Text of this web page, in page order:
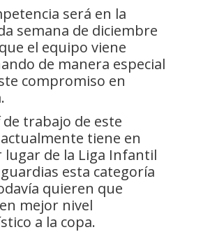
será en la
semana de diciembre
el equipo viene
de manera especial
compromiso en
de trabajo de este
tiene en
lugar de la Liga Infantil
esta categoría
quieren que
mejor nivel
a la copa.